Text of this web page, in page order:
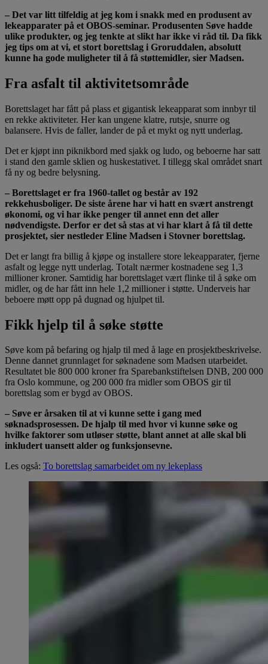
– Det var litt tilfeldig at jeg kom i snakk med en produsent av
lekeapparater på et OBOS-seminar. Produsenten Søve hadde
ulike produkter, og jeg tenkte at slikt har ikke vi råd til. Da fikk
jeg tips om at vi, et stort borettslag i Groruddalen, absolutt
kunne ha gode muligheter til å få støttemidler, sier Madsen.
Fra asfalt til aktivitetsområde
Borettslaget har fått på plass et gigantisk lekeapparat som innbyr til
en rekke aktiviteter. Her kan ungene klatre, rutsje, snurre og
balansere. Hvis de faller, lander de på et mykt og nytt underlag.
Det er kjøpt inn piknikbord med sjakk og ludo, og beboerne har satt
i stand den gamle sklien og huskestativet. I tillegg skal området snart
få ny og bedre belysning.
– Borettslaget er fra 1960-tallet og består av 192
rekkehusboliger. De siste årene har vi hatt en svært anstrengt
økonomi, og vi har ikke penger til annet enn det aller
nødvendigste. Derfor er det så stas at vi har klart å få til dette
prosjektet, sier nestleder Eline Madsen i Stovner borettslag.
Det er langt fra billig å kjøpe og installere store lekeapparater, fjerne
asfalt og legge nytt underlag. Totalt nærmer kostnadene seg 1,3
millioner kroner. Samtidig har borettslaget vært flinke til å søke om
midler, og de har fått inn hele 1,2 millioner i støtte. Underveis har
beboere møtt opp på dugnad og hjulpet til.
Fikk hjelp til å søke støtte
Søve kom på befaring og hjalp til med å lage en prosjektbeskrivelse.
Denne dannet grunnlaget for søknadene som Madsen utarbeidet.
Resultatet ble 800 000 kroner fra Sparebankstiftelsen DNB, 200 000
fra Oslo kommune, og 200 000 fra midler som OBOS gir til
borettslag som er bygd av OBOS.
– Søve er årsaken til at vi kunne sette i gang med
søknadsprosessen. De hjalp til med hvor vi kunne søke og
hvilke faktorer som utløser støtte, blant annet at alle skal bli
inkludert uansett alder og funksjonsevne.
Les også: To borettslag samarbeidet om ny lekeplass